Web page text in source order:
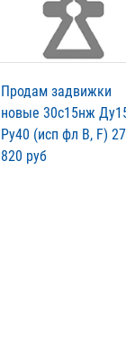
Продам задвижки
новые 30с15нж
Ру40 (исп фл В, F) 27
820 руб